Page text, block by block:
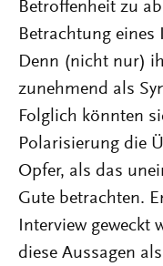
Betroffenheit zu
Betrachtung eines
Denn (nicht nur)
zunehmend als
Folglich könnten
Polarisierung die
Opfer, als das
Gute betrachten.
Interview geweckt
diese Aussagen